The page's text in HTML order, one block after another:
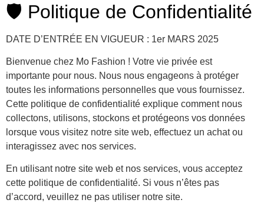
🛡️ Politique de Confidentialité
DATE D’ENTRÉE EN VIGUEUR : 1er MARS 2025
Bienvenue chez Mo Fashion ! Votre vie privée est
importante pour nous. Nous nous engageons à protéger
toutes les informations personnelles que vous fournissez.
Cette politique de confidentialité explique comment nous
collectons, utilisons, stockons et protégeons vos données
lorsque vous visitez notre site web, effectuez un achat ou
interagissez avec nos services.
En utilisant notre site web et nos services, vous acceptez
cette politique de confidentialité. Si vous n’êtes pas
d’accord, veuillez ne pas utiliser notre site.